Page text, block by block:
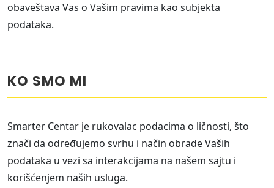
obaveštava Vas o Vašim pravima kao subjekta
podataka.
KO SMO MI
Smarter Centar je rukovalac podacima o ličnosti, što
znači da određujemo svrhu i način obrade Vaših
podataka u vezi sa interakcijama na našem sajtu i
korišćenjem naših usluga.